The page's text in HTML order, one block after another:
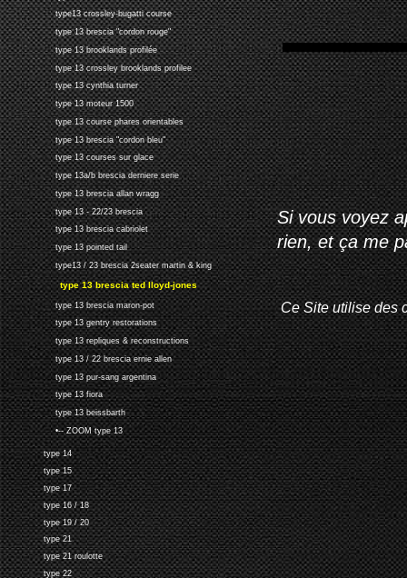
type13 crossley-bugatti course
type 13 brescia "cordon rouge"
type 13 brooklands profilée
type 13 crossley brooklands profilee
type 13 cynthia turner
type 13 moteur 1500
type 13 course phares orientables
type 13 brescia "cordon bleu"
type 13 courses sur glace
type 13a/b brescia derniere serie
type 13 brescia allan wragg
type 13 - 22/23 brescia
type 13 brescia cabriolet
type 13 pointed tail
type13 / 23 brescia 2seater martin & king
type 13 brescia ted lloyd-jones
type 13 brescia maron-pot
type 13 gentry restorations
type 13 repliques & reconstructions
type 13 / 22 brescia ernie allen
type 13 pur-sang argentina
type 13 fiora
type 13 beissbarth
•-- ZOOM type 13
type 14
type 15
type 17
type 16 / 18
type 19 / 20
type 21
type 21 roulotte
type 22
Si vous voyez
rien, et ça me
Ce Site utilise des